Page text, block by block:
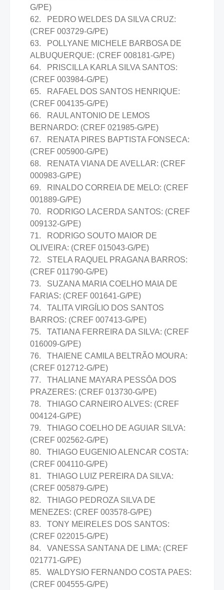
G/PE)
62. PEDRO WELDES DA SILVA CRUZ:
(CREF 003729-G/PE)
63. POLLYANE MICHELE BARBOSA DE
ALBUQUERQUE: (CREF 008181-G/PE)
64. PRISCILLA KARLA SILVA SANTOS:
(CREF 003984-G/PE)
65. RAFAEL DOS SANTOS HENRIQUE:
(CREF 004135-G/PE)
66. RAUL ANTONIO DE LEMOS
BERNARDO: (CREF 021985-G/PE)
67. RENATA PIRES BAPTISTA FONSECA:
(CREF 005900-G/PE)
68. RENATA VIANA DE AVELLAR: (CREF
000983-G/PE)
69. RINALDO CORREIA DE MELO: (CREF
001889-G/PE)
70. RODRIGO LACERDA SANTOS: (CREF
009132-G/PE)
71. RODRIGO SOUTO MAIOR DE
OLIVEIRA: (CREF 015043-G/PE)
72. STELA RAQUEL PRAGANA BARROS:
(CREF 011790-G/PE)
73. SUZANA MARIA COELHO MAIA DE
FARIAS: (CREF 001641-G/PE)
74. TALITA VIRGÍLIO DOS SANTOS
BARROS: (CREF 007413-G/PE)
75. TATIANA FERREIRA DA SILVA: (CREF
016009-G/PE)
76. THAIENE CAMILA BELTRÃO MOURA:
(CREF 012712-G/PE)
77. THALIANE MAYARA PESSÔA DOS
PRAZERES: (CREF 013730-G/PE)
78. THIAGO CARNEIRO ALVES: (CREF
004124-G/PE)
79. THIAGO COELHO DE AGUIAR SILVA:
(CREF 002562-G/PE)
80. THIAGO EUGENIO ALENCAR COSTA:
(CREF 004110-G/PE)
81. THIAGO LUIZ PEREIRA DA SILVA:
(CREF 005879-G/PE)
82. THIAGO PEDROZA SILVA DE
MENEZES: (CREF 003578-G/PE)
83. TONY MEIRELES DOS SANTOS:
(CREF 022015-G/PE)
84. VANESSA SANTANA DE LIMA: (CREF
021771-G/PE)
85. WALDYSIO FERNANDO COSTA PAES:
(CREF 004555-G/PE)